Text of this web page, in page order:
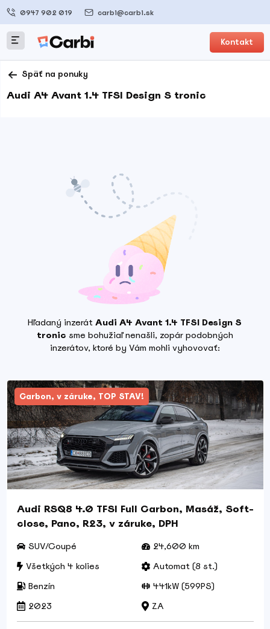
0947 902 019 carbi@carbi.sk
Kontakt
Späť na ponuky
Audi A4 Avant 1.4 TFSI Design S tronic
Hľadaný inzerát Audi A4 Avant 1.4 TFSI Design S
tronic sme bohužiaľ nenašli, zopár podobných
inzerátov, ktoré by Vám mohli vyhovovať:
Carbon, v záruke, TOP STAV!
Audi RSQ8 4.0 TFSI Full Carbon, Masáž, Soft-
close, Pano, R23, v záruke, DPH
SUV/Coupé
24,600 km
Všetkých 4 kolies
Automat (8 st.)
Benzín
441kW (599PS)
2023
ZA